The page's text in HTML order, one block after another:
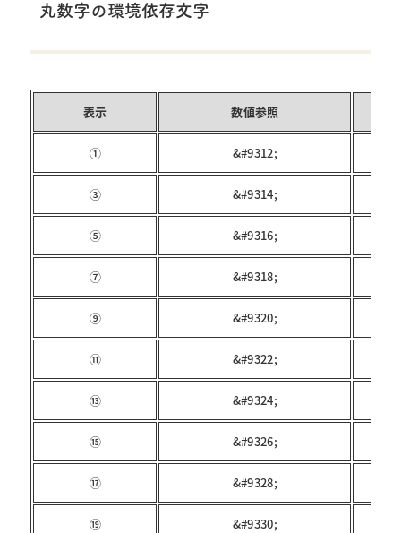
丸数字の環境依存文字
表示 数値参照
① &#9312;
③ &#9314;
⑤ &#9316;
⑦ &#9318;
⑨ &#9320;
⑪ &#9322;
⑬ &#9324;
⑮ &#9326;
⑰ &#9328;
⑲ &#9330;